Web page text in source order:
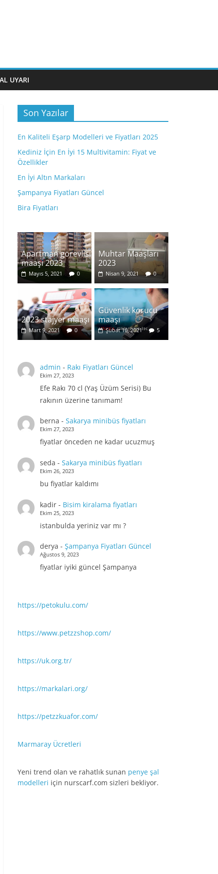
UYARI
Son Yazılar
En Kaliteli Eşarp Modelleri ve Fiyatları 2025
Kediniz İçin En İyi 15 Multivitamin: Fiyat ve
Özellikler
En İyi Altın Markaları
Şampanya Fiyatları Güncel
Bira Fiyatları
Apartman görevlisi
maaşı 2023
Mayıs 5, 2021 0
Muhtar Maaşları
2023
Nisan 9, 2021 0
2023 stajyer maaşı
Mart 9, 2021 0
Güvenlik korucu
maaşı
Şubat 16, 2021 5
admin - Rakı Fiyatları Güncel
Ekim 27, 2023
Efe Rakı 70 cl (Yaş Üzüm Serisi) Bu
rakının üzerine tanımam!
berna - Sakarya minibüs fiyatları
Ekim 27, 2023
fiyatlar önceden ne kadar ucuzmuş
seda - Sakarya minibüs fiyatları
Ekim 26, 2023
bu fiyatlar kaldımı
kadir- Bisim kiralama fiyatları
Ekim 25, 2023
istanbulda yeriniz var mı ?
derya - Şampanya Fiyatları Güncel
Ağustos 9, 2023
fiyatlar iyiki güncel Şampanya
https://petokulu.com/
https://www.petzzshop.com/
https://uk.org.tr/
https://markalari.org/
https://petzzkuafor.com/
Marmaray Ücretleri
Yeni trend olan ve rahatlık sunan penye şal
modelleri için nurscarf.com sizleri bekliyor.